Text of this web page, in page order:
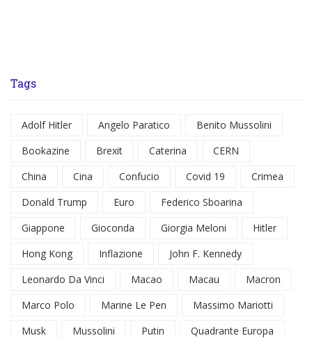
Tags
Adolf Hitler Angelo Paratico
Benito Mussolini
Bookazine
Brexit Caterina
CERN
China
Cina Confucio Covid 19
Crimea
Donald Trump
Euro
Federico Sboarina
Giappone
Gioconda Giorgia Meloni
Hitler
Hong Kong
Inflazione
John F. Kennedy
Leonardo Da Vinci
Macao Macau
Macron
Marco Polo
Marine Le Pen
Massimo Mariotti
Musk
Mussolini Putin
Quadrante Europa